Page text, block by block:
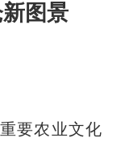
图景
要农业文化